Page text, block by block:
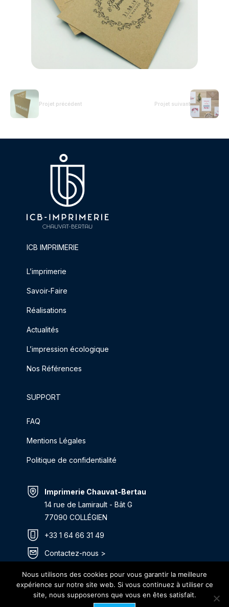
Projet précédent Projet suivant
ICB IMPRIMERIE
L’imprimerie
Savoir-Faire
Réalisations
Actualités
L’impression écologique
Nos Références
SUPPORT
FAQ
Mentions Légales
Politique de confidentialité
Imprimerie Chauvat-Bertau
14 rue de Lamirault - Bât G
77090 COLLÉGIEN
+33 1 64 66 31 49
Contactez-nous >
Itinéraire >
Nous utilisons des cookies pour vous garantir la meilleure
expérience sur notre site web. Si vous continuez à utiliser ce
site, nous supposerons que vous en êtes satisfait.